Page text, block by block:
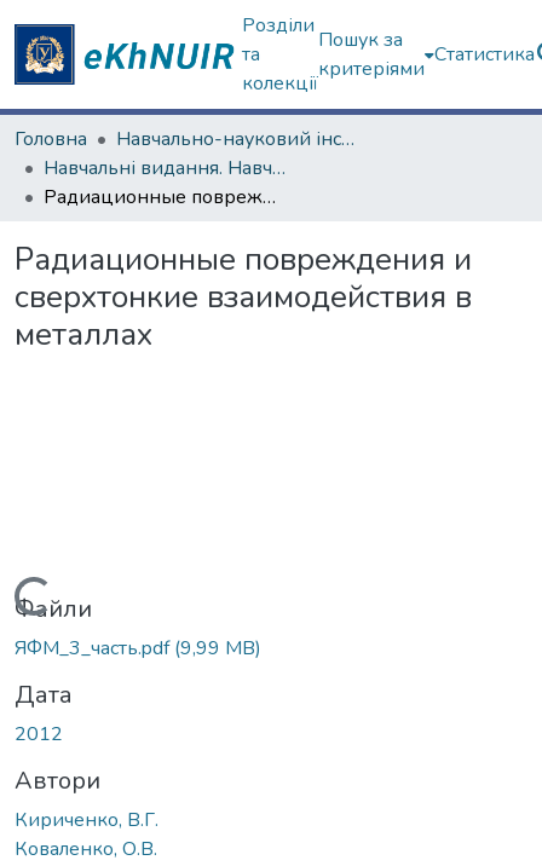
Розділи
та
колекції
Пошук за
критеріями
Статистика
Головна
Навчально-науковий інститут "Фізико-технічний факультет"
Навчальні видання. Навчально-науковий інститут "Фізико-технічний факультет"
Радиационные повреждения и сверхтонкие взаимодействия в металлах
Радиационные повреждения и
сверхтонкие взаимодействия в
металлах
Вантажиться...
Файли
ЯФМ_3_часть.pdf(9,99 MB)
Дата
2012
Автори
Кириченко, В.Г.
Коваленко, О.В.